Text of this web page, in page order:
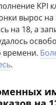
KPI
вырос на
на 18, а
времени.
.